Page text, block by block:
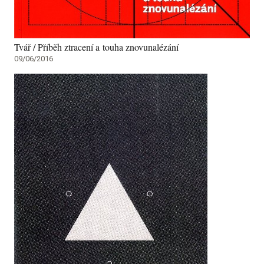
Tvář / Příběh ztracení a touha znovunalézání
09/06/2016